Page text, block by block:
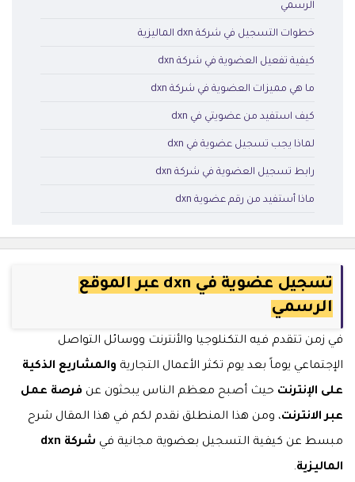
الرسمي
خطوات التسجيل في شركة dxn الماليزية
كيفية تفعيل العضوية في شركة dxn
ما هي مميزات العضوية في شركة dxn
كيف استفيد من عضويتي في dxn
لماذا يجب تسجيل عضوية في dxn
رابط تسجيل العضوية في شركة dxn
ماذا أستفيد من رقم عضوية dxn
تسجيل عضوية في dxn عبر الموقع
الرسمي
في زمن تتقدم فيه التكنلوجيا والأنترنت ووسائل التواصل
الإجتماعي يوماً بعد يوم تكثر الأعمال التجارية والمشاريع الذكية
على الإنترنت حيث أصبح معظم الناس يبحثون عن فرصة عمل
عبر الانترنت، ومن هذا المنطلق نقدم لكم في هذا المقال شرح
مبسط عن كيفية التسجيل بعضوية مجانية في
شركة dxn
الماليزية.